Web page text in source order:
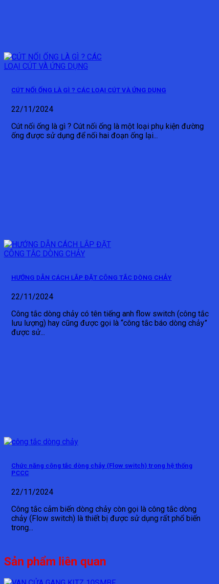
CÚT NỐI ỐNG LÀ GÌ ? CÁC LOẠI CÚT VÀ ỨNG DỤNG
22/11/2024
Cút nối ống là gì ? Cút nối ống là một loại phụ kiện đường
ống được sử dụng để nối hai đoạn ống lại...
HƯỚNG DẪN CÁCH LẮP ĐẶT CÔNG TẮC DÒNG CHẢY
22/11/2024
Công tắc dòng chảy có tên tiếng anh flow switch (công tắc
lưu lượng) hay cũng được gọi là “công tắc báo dòng chảy”
được sử...
Chức năng công tắc dòng chảy (Flow switch) trong hệ thống
PCCC
22/11/2024
Công tắc cảm biến dòng chảy còn gọi là công tắc dòng
chảy (Flow switch) là thiết bị được sử dụng rất phổ biến
trong...
Sản phẩm liên quan